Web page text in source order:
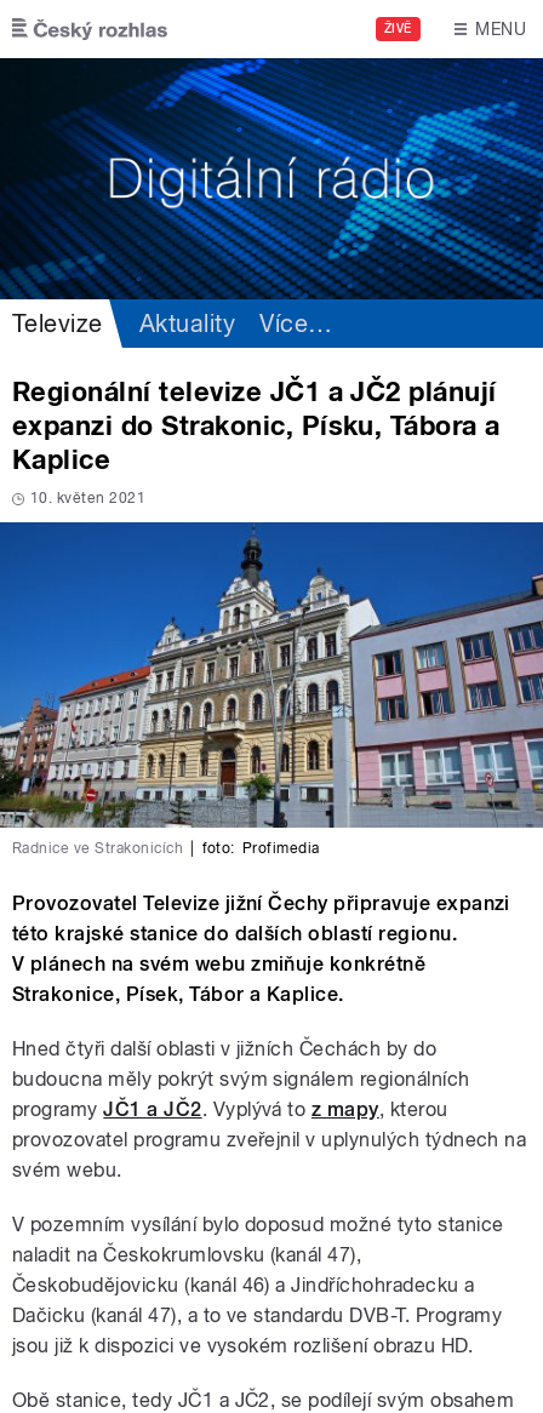
Přejít k hlavnímu obsahu
ŽIVĚ MENU
Televize Aktuality Více…
Regionální televize JČ1 a JČ2 plánují
expanzi do Strakonic, Písku, Tábora a
Kaplice
10. květen 2021
Radnice ve Strakonicích foto: Profimedia
Provozovatel Televize jižní Čechy připravuje expanzi
této krajské stanice do dalších oblastí regionu.
V plánech na svém webu zmiňuje konkrétně
Strakonice, Písek, Tábor a Kaplice.
Hned čtyři další oblasti v jižních Čechách by do
budoucna měly pokrýt svým signálem regionálních
programyJČ1 a JČ2. Vyplývá to z mapy, kterou
provozovatel programu zveřejnil v uplynulých týdnech na
svém webu.
V pozemním vysílání bylo doposud možné tyto stanice
naladit na Českokrumlovsku (kanál 47),
Českobudějovicku (kanál 46) a Jindříchohradecku a
Dačicku (kanál 47), a to ve standardu DVB-T. Programy
jsou již k dispozici ve vysokém rozlišení obrazu HD.
Obě stanice, tedy JČ1 a JČ2, se podílejí svým obsahem